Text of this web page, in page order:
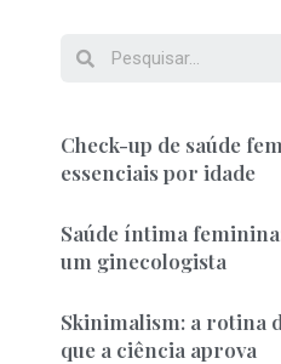
Check-up de saúde
essenciais por idade
Saúde íntima
um ginecologista
Skinimalism: a rotina
que a ciência aprova